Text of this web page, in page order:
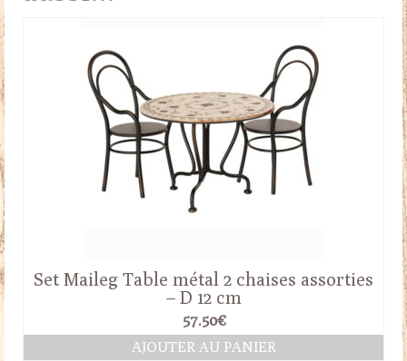
Set Maileg Table métal 2 chaises assorties
– D 12 cm
57.50€
AJOUTER AU PANIER